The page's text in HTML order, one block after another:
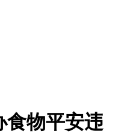
食物平安违